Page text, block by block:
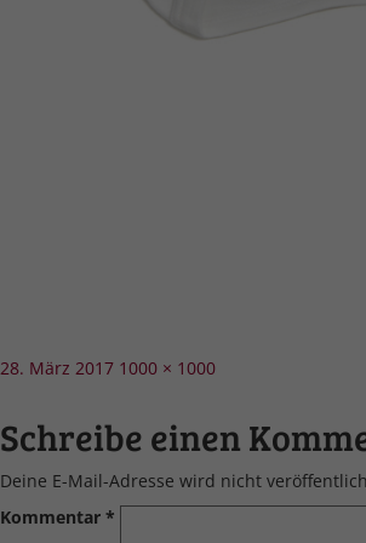
Veröffentlicht
28. März 2017 Volle
1000 × 1000
Schreibe einen
Deine E-Mail-Adresse wird nicht
Kommentar *